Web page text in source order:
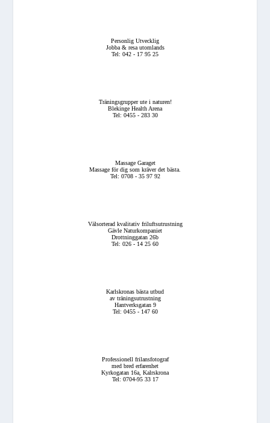
Personlig Utvecklig
Jobba & resa utomlands
Tel: 042 - 17 95 25
Träningsgrupper ute i naturen!
Blekinge Health Arena
Tel: 0455 - 283 30
Massage Garaget
Massage för dig som kräver det bästa.
Tel: 0708 - 35 97 92
Välsorterad kvalitativ friluftsutrustning
Gävle Naturkompaniet
Drottninggatan 26b
Tel: 026 - 14 25 60
Karlskronas bästa utbud
av träningsutrustning
Hantverksgatan 9
Tel: 0455 - 147 60
Professionell frilansfotograf
med bred erfarenhet
Kyrkogatan 16a, Kalrskrona
Tel: 0704-95 33 17